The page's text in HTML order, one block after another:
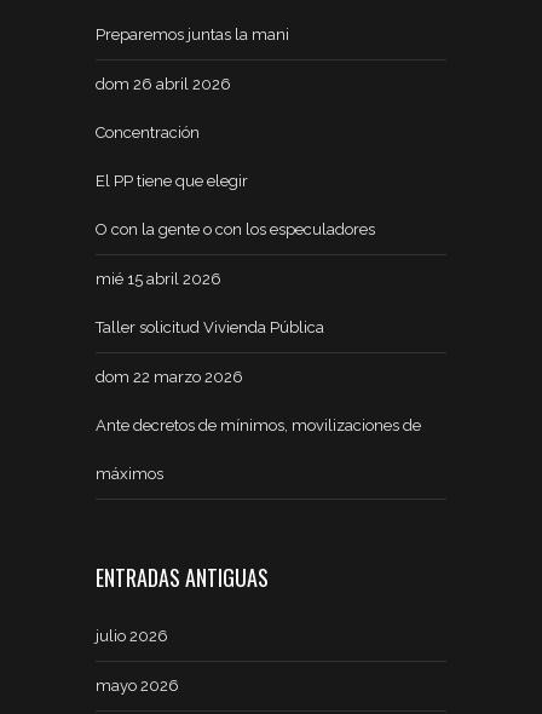
Preparemos juntas la mani
dom 26 abril 2026
Concentración
El PP tiene que elegir
O con la gente o con los especuladores
mié 15 abril 2026
Taller solicitud Vivienda Pública
dom 22 marzo 2026
Ante decretos de mínimos, movilizaciones de
máximos
ENTRADAS ANTIGUAS
julio 2026
mayo 2026